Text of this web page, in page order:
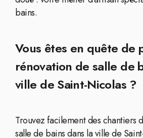
bains.
Vous êtes en quête de
rénovation de salle de
ville de Saint-Nicolas ?
Trouvez facilement des chantiers
salle de bains dans la ville de